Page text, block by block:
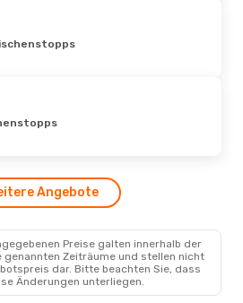
Angebote
Preise galten innerhalb der
genannten Zeiträume und stellen nicht
dar. Bitte beachten Sie, dass
Änderungen unterliegen.